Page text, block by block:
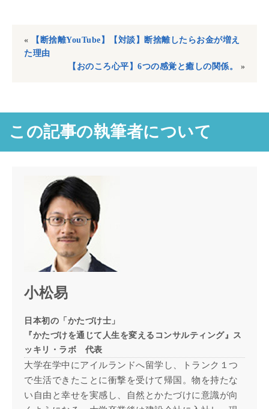
«
【断捨離YouTube】【対談】断捨離したらお金が増え
た理由
【おのころ心平】6つの感覚と癒しの関係。
»
この記事の執筆者について
小松易
日本初の「かたづけ士」
『かたづけを通じて人生を変えるコンサルティング』ス
ッキリ・ラボ 代表
大学在学中にアイルランドへ留学し、トランク１つ
で生活できたことに衝撃を受けて帰国。物を持たな
い自由と幸せを実感し、自然とかたづけに意識が向